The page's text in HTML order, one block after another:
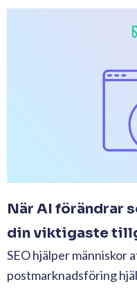
När AI förändrar
din viktigaste
SEO hjälper människor
postmarknadsföring